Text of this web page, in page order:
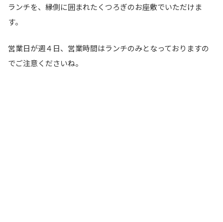
ランチを、縁側に囲まれたくつろぎのお座敷でいただけま
す。
営業日が週４日、営業時間はランチのみとなっておりますの
でご注意くださいね。